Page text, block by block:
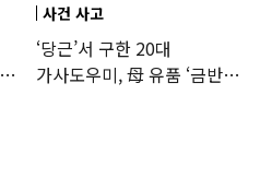
사건 사고
‘당근’서 구한 20대
가사도우미, 母 유품 ‘금반지